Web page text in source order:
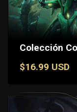
Colección
$16.99 USD